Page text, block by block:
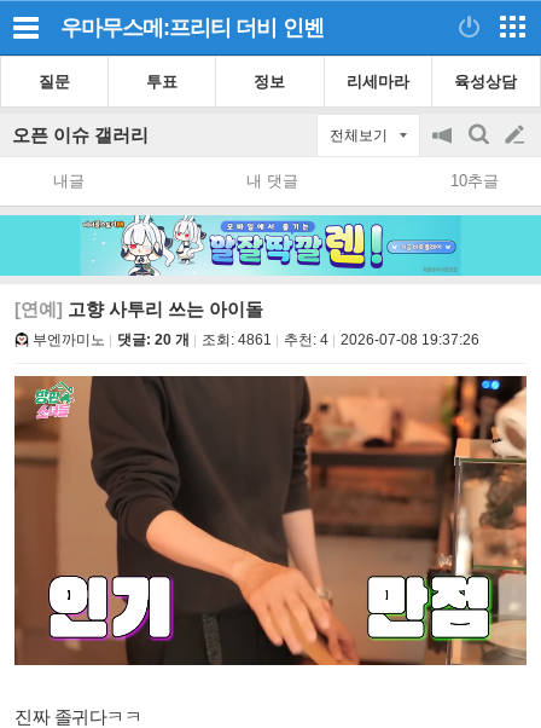
우마무스메:프리티 더비 인벤
질문 투표 정보 리세마라 육성상담
오픈 이슈 갤러리 전체보기
공
지
on/off
검
색
글
쓰
내글 내 댓글 10추글
[연예] 고향 사투리 쓰는 아이돌
부엔까미노 댓글: 20 개 조회: 4861 추천: 4 2026-07-08 19:37:26
진짜 졸귀다ㅋㅋ